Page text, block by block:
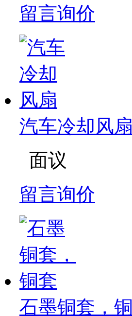
留言询价
汽车冷却风扇
面议
留言询价
石墨铜套，铜